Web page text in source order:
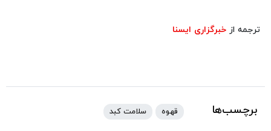
ترجمه از خبرگزاری ایسنا
برچسب‌ها قهوه سلامت کبد